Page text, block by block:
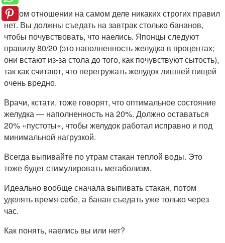
В этом отношении на самом деле никаких строгих правил
нет. Вы должны съедать на завтрак столько бананов,
чтобы почувствовать, что наелись. Японцы следуют
правилу 80/20 (это наполненность желудка в процентах;
они встают из-за стола до того, как почувствуют сытость),
так как считают, что перегружать желудок лишней пищей
очень вредно.
Врачи, кстати, тоже говорят, что оптимальное состояние
желудка — наполненность на 20%. Должно оставаться
20% «пустоты«, чтобы желудок работал исправно и под
минимальной нагрузкой.
Всегда выпивайте по утрам стакан теплой воды. Это
тоже будет стимулировать метаболизм.
Идеально вообще сначала выпивать стакан, потом
уделять время себе, а банан съедать уже только через
час.
Как понять, наелись вы или нет?